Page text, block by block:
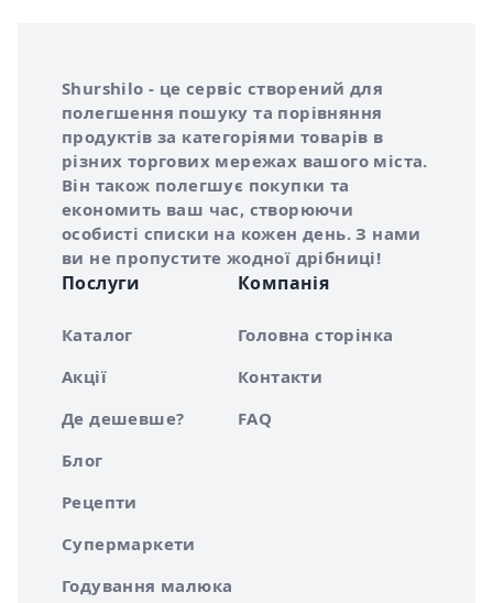
Про сервіс Shurshilo
Shurshilo - це сервіс створений для
полегшення пошуку та порівняння
продуктів за категоріями товарів в
різних торгових мережах вашого міста.
Він також полегшує покупки та
економить ваш час, створюючи
особисті списки на кожен день. З нами
ви не пропустите жодної дрібниці!
Послуги
Каталог
Акції
Де дешевше?
Блог
Рецепти
Супермаркети
Годування малюка
Компанія
Головна сторінка
Контакти
FAQ